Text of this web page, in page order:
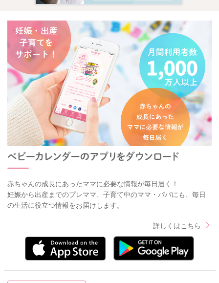
赤ちゃんの成長にあったママに必要な情報が毎日届く！
妊娠から出産までのプレママ、子育て中のママ・パパにも、毎日
の生活に役立つ情報をお届けします。
詳しくはこちら